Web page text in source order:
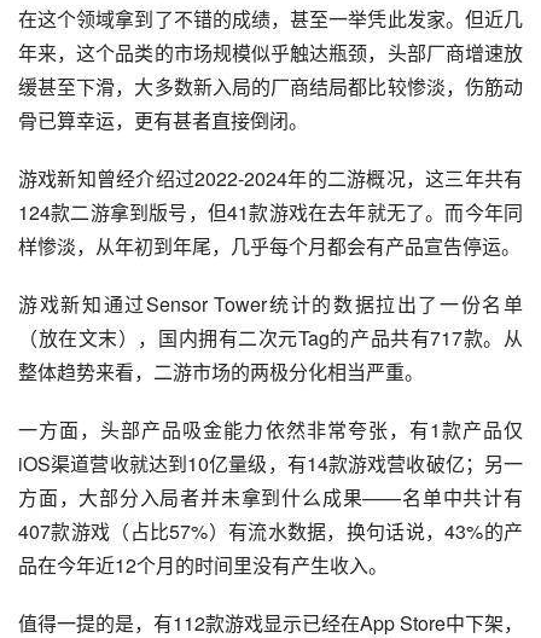
在这个领域拿到了不错的成绩，甚至一举凭此发家。但近几
年来，这个品类的市场规模似乎触达瓶颈，头部厂商增速放
缓甚至下滑，大多数新入局的厂商结局都比较惨淡，伤筋动
骨已算幸运，更有甚者直接倒闭。
游戏新知曾经介绍过2022-2024年的二游概况，这三年共有
124款二游拿到版号，但41款游戏在去年就无了。而今年同
样惨淡，从年初到年尾，几乎每个月都会有产品宣告停运。
游戏新知通过Sensor Tower统计的数据拉出了一份名单
（放在文末），国内拥有二次元Tag的产品共有717款。从
整体趋势来看，二游市场的两极分化相当严重。
一方面，头部产品吸金能力依然非常夸张，有1款产品仅
iOS渠道营收就达到10亿量级，有14款游戏营收破亿；另一
方面，大部分入局者并未拿到什么成果——名单中共计有
407款游戏（占比57%）有流水数据，换句话说，43%的产
品在今年近12个月的时间里没有产生收入。
值得一提的是，有112款游戏显示已经在App Store中下架，